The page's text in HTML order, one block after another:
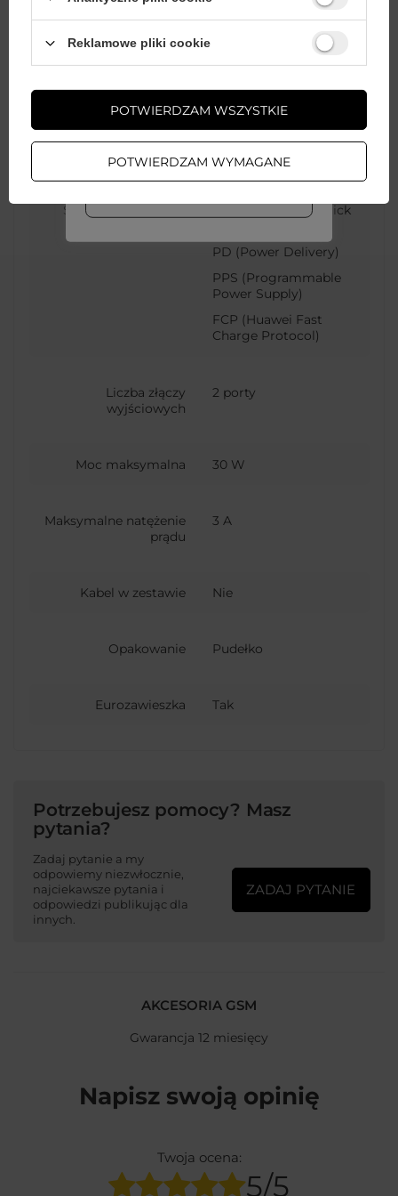
Kod producenta
Rodzaj ładowarki Samochodowa
Standard szybkiego
QC (Qualcomm Quick
PD (Power Delivery)
PPS (Programmable
Power Supply)
FCP (Huawei Fast
Charge Protocol)
Liczba złączy
wyjściowych
2 porty
Moc maksymalna 30 W
Maksymalne natężenie
prądu
3 A
Kabel w zestawie Nie
Opakowanie Pudełko
Eurozawieszka Tak
Potrzebujesz pomocy? Masz
pytania?
Zadaj pytanie a my
odpowiemy niezwłocznie,
najciekawsze pytania i
odpowiedzi publikując dla
innych.
ZADAJ PYTANIE
AKCESORIA GSM
Gwarancja 12 miesięcy
Napisz swoją opinię
Twoja ocena:
5/5
Wystarczy założyć konto
odblokować zniżki na kolejne
ZAŁÓŻ KONTO
Reklamowe pliki cookie
POTWIERDZAM WYMAGANE
POTWIERDZAM WSZYSTKIE